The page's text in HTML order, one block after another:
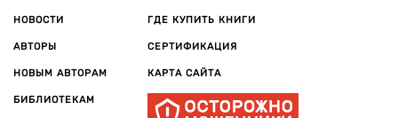
НОВОСТИ
АВТОРЫ
НОВЫМ АВТОРАМ
БИБЛИОТЕКАМ
ГДЕ КУПИТЬ КНИГИ
СЕРТИФИКАЦИЯ
КАРТА САЙТА